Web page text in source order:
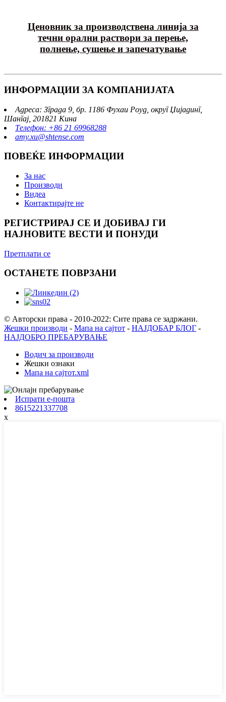
Ценовник за производствена линија за
течни орални раствори за перење,
полнење, сушење и запечатување
ИНФОРМАЦИИ ЗА КОМПАНИЈАТА
Адреса: Зграда 9, бр. 1186 Фухаи Роуд, округ Џијадинг,
Шангај, 201821 Кина
Телефон: +86 21 69968288
amy.xu@shtense.com
ПОВЕЌЕ ИНФОРМАЦИИ
За нас
Производи
Видеа
Контактирајте не
РЕГИСТРИРАЈ СЕ И ДОБИВАЈ ГИ
НАЈНОВИТЕ ВЕСТИ И ПОНУДИ
Претплати се
ОСТАНЕТЕ ПОВРЗАНИ
© Авторски права - 2010-2022: Сите права се задржани.
Жешки производи - Мапа на сајтот - НАЈДОБАР БЛОГ -
НАЈДОБРО ПРЕБАРУВАЊЕ
Водич за производи
Жешки ознаки
Мапа на сајтот.xml
Испрати е-пошта
8615221337708
x